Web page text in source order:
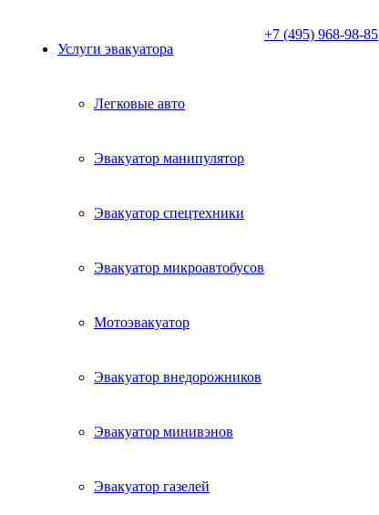
Услуги эвакуатора
Легковые авто
Эвакуатор манипулятор
Эвакуатор спецтехники
Эвакуатор микроавтобусов
Мотоэвакуатор
Эвакуатор внедорожников
Эвакуатор минивэнов
Эвакуатор газелей
+7 (495) 968-98-85